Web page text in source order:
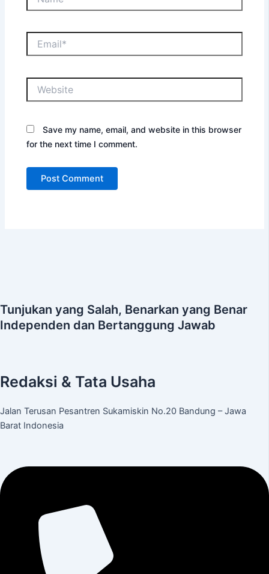
Save my name, email, and website in this browser
for the next time I comment.
Tunjukan yang Salah, Benarkan yang Benar
Independen dan Bertanggung Jawab
Redaksi & Tata Usaha
Jalan Terusan Pesantren Sukamiskin No.20 Bandung – Jawa
Barat Indonesia